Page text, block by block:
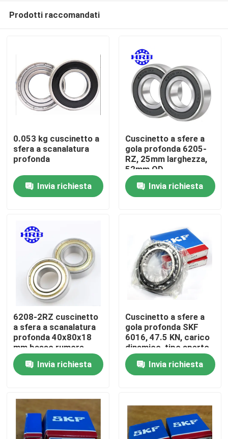
Casa.
Prodotti
Visita alla fabbrica
Controllo della qualità
Notizie
Casi
Richiedere un preventivo
Cuscinetto a rulli cilindrico
cuscinetti a rulli d'allineamento di auto
Prodotti raccomandati
0.053 kg cuscinetto a
sfera a scanalatura
profonda
Invia richiesta
Cuscinetto a sfere a
gola profonda 6205-
RZ, 25mm larghezza,
52mm OD
Invia richiesta
6208-2RZ cuscinetto
a sfera a scanalatura
profonda 40x80x18
mm basso rumore
lunga durata
Invia richiesta
Cuscinetto a sfere a
gola profonda SKF
6016, 47.5 KN, carico
dinamico, tipo aperto
Invia richiesta